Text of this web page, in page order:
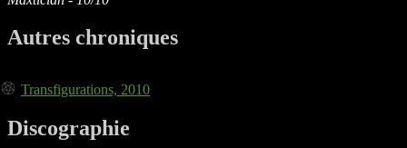
Autres chroniques
Transfigurations, 2010
Discographie